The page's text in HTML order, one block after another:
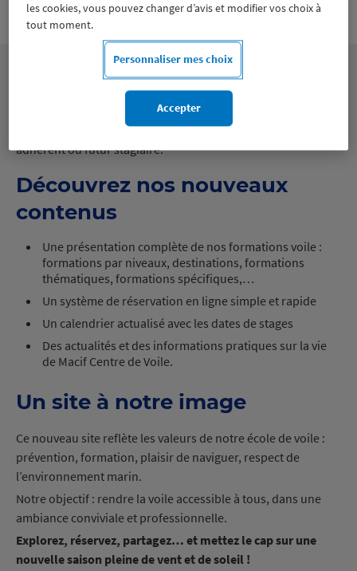
Pensé pour être plus clair, plus intuitif, plus dynamique et
plus pratique, ce site a été conçu pour vous offrir une
meilleure expérience de navigation, que vous soyez déjà
adhérent ou futur stagiaire.
Découvrez nos nouveaux
contenus
Une présentation complète de nos formations voile :
formations par niveaux, destinations, formations
thématiques, formations spécifiques,…
Un système de réservation en ligne simple et rapide
Un calendrier actualisé avec les dates de stages
Des actualités et des informations pratiques sur la vie
de Macif Centre de Voile.
Un site à notre image
Ce nouveau site reflète les valeurs de notre école de voile :
prévention, formation, plaisir de naviguer, respect de
l’environnement marin.
Notre objectif : rendre la voile accessible à tous, dans une
ambiance conviviale et professionnelle.
Explorez, réservez, partagez… et mettez le cap sur une
nouvelle saison pleine de vent et de soleil !
les cookies, vous pouvez changer d’avis et modifier vos choix à
tout moment.
Personnaliser mes choix
Accepter